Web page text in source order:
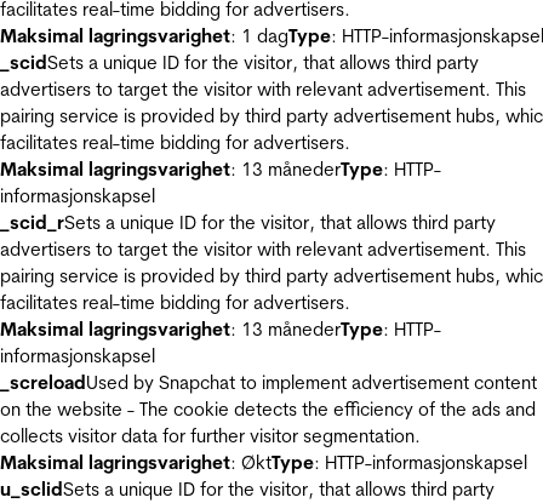
facilitates real-time bidding for advertisers.
Maksimal lagringsvarighet: 1 dagType: HTTP-informasjonskapsel
_scidSets a unique ID for the visitor, that allows third party
advertisers to target the visitor with relevant advertisement. This
pairing service is provided by third party advertisement hubs,
facilitates real-time bidding for advertisers.
Maksimal lagringsvarighet: 13 månederType: HTTP-
informasjonskapsel
_scid_rSets a unique ID for the visitor, that allows third party
advertisers to target the visitor with relevant advertisement. This
pairing service is provided by third party advertisement hubs,
facilitates real-time bidding for advertisers.
Maksimal lagringsvarighet: 13 månederType: HTTP-
informasjonskapsel
_screloadUsed by Snapchat to implement advertisement content
on the website - The cookie detects the efficiency of the ads and
collects visitor data for further visitor segmentation.
Maksimal lagringsvarighet: ØktType: HTTP-informasjonskapsel
u_sclidSets a unique ID for the visitor, that allows third party